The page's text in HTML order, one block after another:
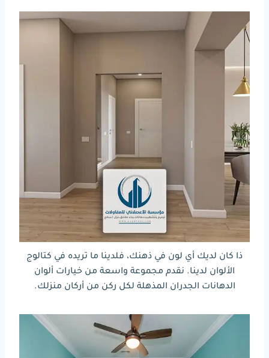
ذا كان لديك أي لون في ذهنك، فلدينا ما تريده في كتالوج
الألوان لدينا. نقدم مجموعة واسعة من خيارات ألوان
الدهانات الجدران المذهلة لكل ركن من أركان منزلك.